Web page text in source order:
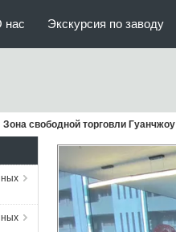
нас Экскурсия по заводу
Зона свободной торговли Гуанчжоу